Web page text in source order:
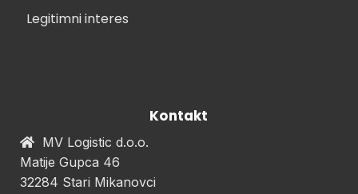
Legitimni interes
Kontakt
MV Logistic d.o.o.
Matije Gupca 46
32284 Stari Mikanovci